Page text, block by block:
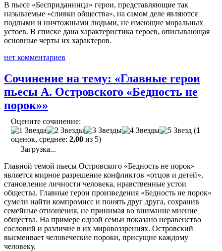
В пьесе «Бесприданница» герои, представляющие так
называемые «сливки общества», на самом деле являются
подлыми и ничтожными людьми, не имеющие моральных
устоев. В списке дана характеристика героев, описывающая
основные черты их характеров.
нет комментариев
Сочинение на тему: «Главные герои
пьесы А. Островского «Бедность не
порок»»
Оцените сочинение:
(1
оценок, среднее: 2,00 из 5)
Загрузка...
Главной темой пьесы Островского «Бедность не порок»
является мирное разрешение конфликтов «отцов и детей»,
становление личности человека, нравственные устои
общества. Главные герои произведения «Бедность не порок»
сумели найти компромисс и понять друг друга, сохранив
семейные отношения, не принимая во внимание мнение
общества. На примере одной семьи показано неравенство
сословий и различие в их мировоззрениях. Островский
высмеивает человеческие пороки, присущие каждому
человеку.